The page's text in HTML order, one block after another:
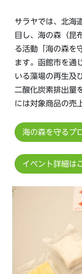
サラヤでは、北海
目し、海の森（昆
る活動「海の森を
ます。函館市を通
いる藻場の再生及
二酸化炭素排出量
には対象商品の売
海の森を守るプ
イベント詳細は